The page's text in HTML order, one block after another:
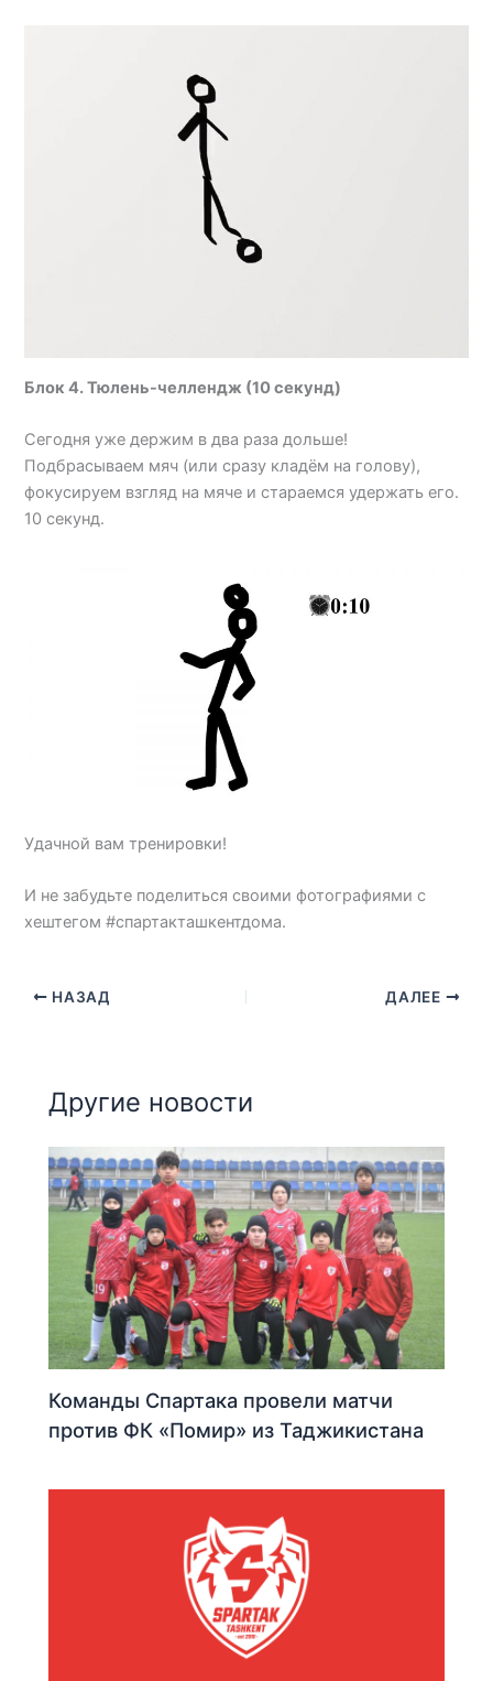
Блок 4. Тюлень-челлендж (10 секунд)
Сегодня уже держим в два раза дольше!
Подбрасываем мяч (или сразу кладём на голову),
фокусируем взгляд на мяче и стараемся удержать его.
10 секунд.
Удачной вам тренировки!
И не забудьте поделиться своими фотографиями с
хештегом #спартакташкентдома.
НАЗАД ДАЛЕЕ
Другие новости
Команды Спартака провели матчи
против ФК «Помир» из Таджикистана